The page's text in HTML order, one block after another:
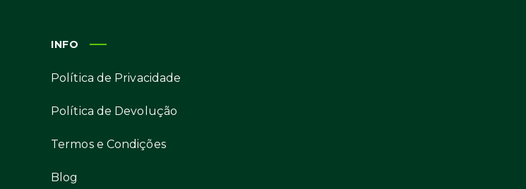
INFO
Política de Privacidade
Política de Devolução
Termos e Condições
Blog